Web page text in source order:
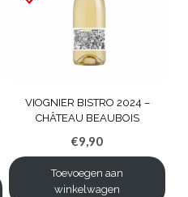
VIOGNIER BISTRO 2024 –
CHÂTEAU BEAUBOIS
€9,90
Toevoegen aan
winkelwagen